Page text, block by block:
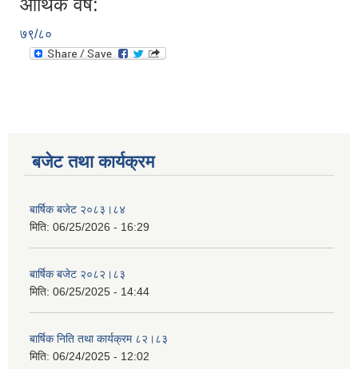
आर्थिक वर्ष:
७९/८०
बजेट तथा कार्यक्रम
बार्षिक बजेट २०८३।८४
मिति: 06/25/2026 - 16:29
बार्षिक बजेट २०८२।८३
मिति: 06/25/2025 - 14:44
बार्षिक निति तथा कार्यक्रम ८२।८३
मिति: 06/24/2025 - 12:02